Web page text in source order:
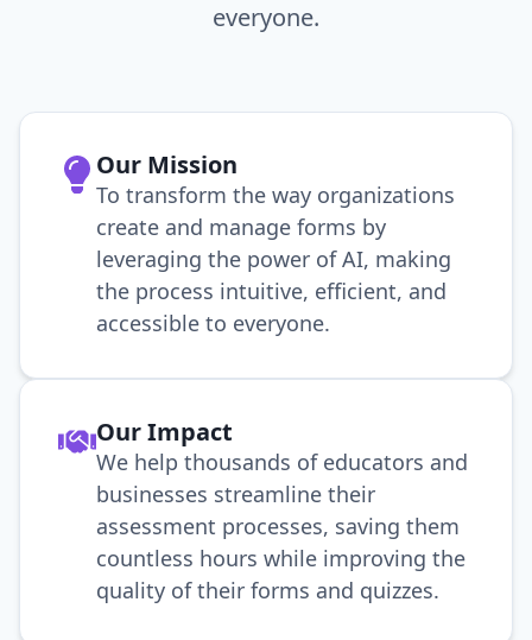
everyone.
Our Mission
To transform the way organizations
create and manage forms by
leveraging the power of AI, making
the process intuitive, efficient, and
accessible to everyone.
Our Impact
We help thousands of educators and
businesses streamline their
assessment processes, saving them
countless hours while improving the
quality of their forms and quizzes.